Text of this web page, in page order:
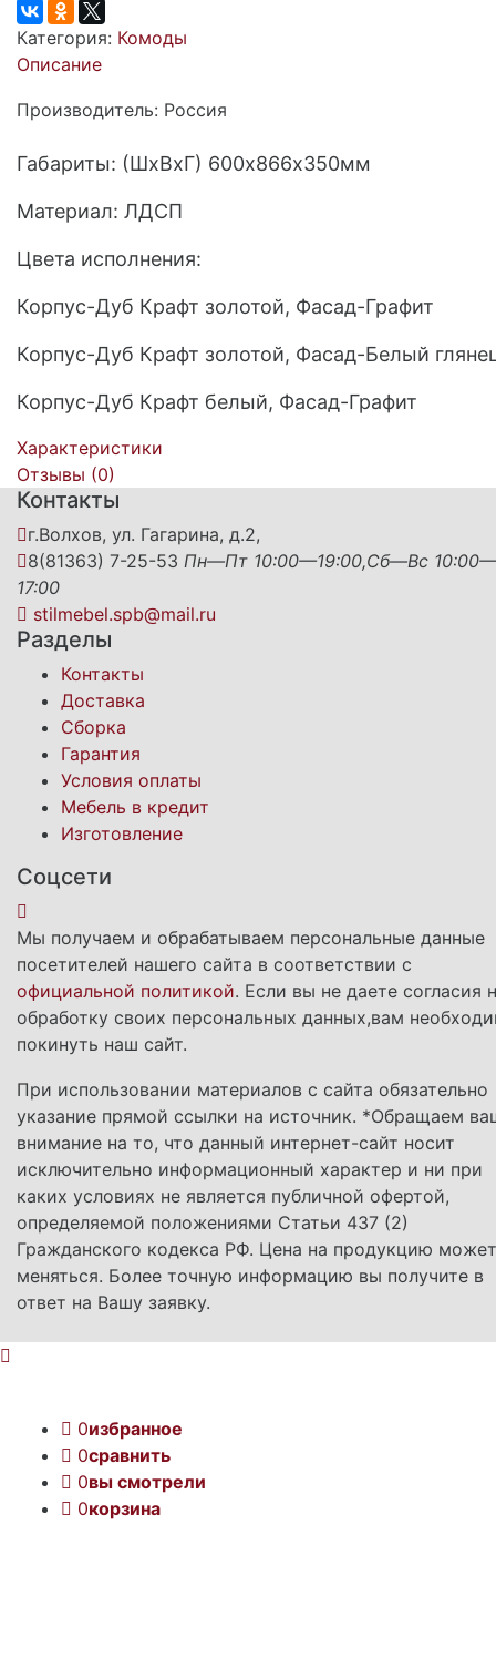
Категория: Комоды
Описание
Производитель: Россия
Габариты: (ШхВхГ) 600х866х350мм
Материал: ЛДСП
Цвета исполнения:
Корпус-Дуб Крафт золотой, Фасад-Графит
Корпус-Дуб Крафт золотой, Фасад-Белый
Корпус-Дуб Крафт белый, Фасад-Графит
Характеристики
Отзывы (0)
Контакты
г.Волхов, ул. Гагарина, д.2,
8(81363) 7-25-53 Пн—Пт 10:00—19:00,Сб—Вс 10:00—
17:00
stilmebel.spb@mail.ru
Разделы
Контакты
Доставка
Сборка
Гарантия
Условия оплаты
Мебель в кредит
Изготовление
Соцсети
Мы получаем и обрабатываем персональные данные
посетителей нашего сайта в соответствии с
официальной политикой. Если вы не даете согласия
обработку своих персональных данных,вам
покинуть наш сайт.
При использовании материалов с сайта обязательно
указание прямой ссылки на источник. *Обращаем
внимание на то, что данный интернет-сайт носит
исключительно информационный характер и ни при
каких условиях не является публичной офертой,
определяемой положениями Статьи 437 (2)
Гражданского кодекса РФ. Цена на продукцию может
меняться. Более точную информацию вы получите в
ответ на Вашу заявку.
0избранное
0сравнить
0вы смотрели
0корзина